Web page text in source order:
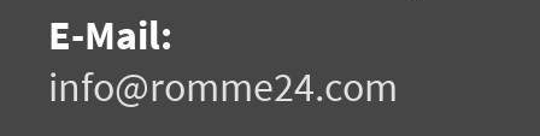
E-Mail:
info@romme24.com